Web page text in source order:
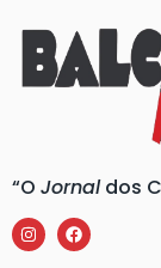
“O Jornaldos